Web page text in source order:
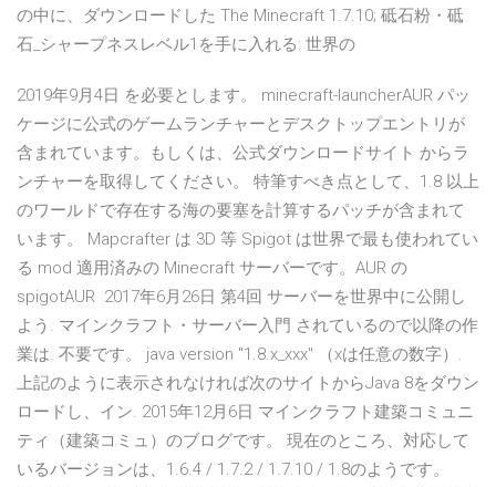
の中に、ダウンロードした The Minecraft 1.7.10; 砥石粉・砥
石_シャープネスレベル1を手に入れる: 世界の
2019年9月4日 を必要とします。 minecraft-launcherAUR パッ
ケージに公式のゲームランチャーとデスクトップエントリが
含まれています。もしくは、公式ダウンロードサイト からラ
ンチャーを取得してください。 特筆すべき点として、1.8 以上
のワールドで存在する海の要塞を計算するパッチが含まれて
います。 Mapcrafter は 3D 等 Spigot は世界で最も使われてい
る mod 適用済みの Minecraft サーバーです。AUR の
spigotAUR 2017年6月26日 第4回 サーバーを世界中に公開し
よう. マインクラフト・サーバー入門 されているので以降の作
業は. 不要です。 java version "1.8.x_xxx" （xは任意の数字）.
上記のように表示されなければ次のサイトからJava 8をダウン
ロードし、イン. 2015年12月6日 マインクラフト建築コミュニ
ティ（建築コミュ）のブログです。 現在のところ、対応して
いるバージョンは、1.6.4 / 1.7.2 / 1.7.10 / 1.8のようです。